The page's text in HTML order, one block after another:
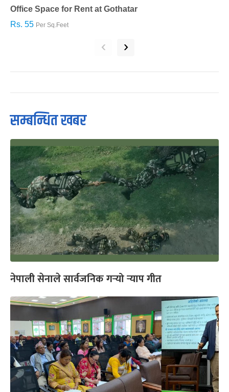
Office Space for Rent at Gothatar
Rs. 55 Per Sq.Feet
‹ ›
सम्बन्धित खबर
नेपाली सेनाले सार्वजनिक गर्‍यो र्‍याप गीत